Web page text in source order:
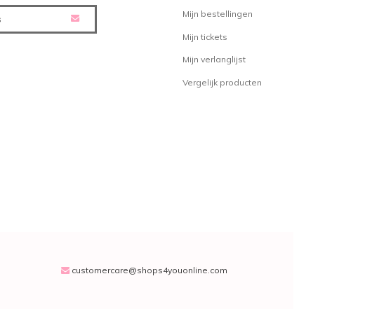
vloeibare wax is uit te smeren als een gel. De
een medium hold en geeft veel glans aan
gemakkelijk uit het haar te wassen.
vragen zijn over een bepaald product, wil je
Mijn bestellingen
Mijn tickets
Mijn verlanglijst
Vergelijk producten
customercare@shops4youonline.com